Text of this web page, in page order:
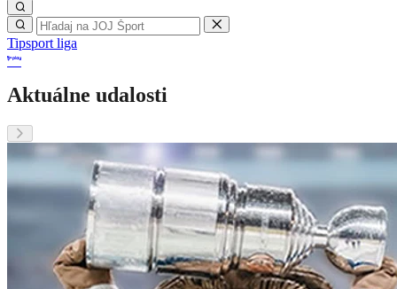
Tipsport liga
Aktuálne udalosti